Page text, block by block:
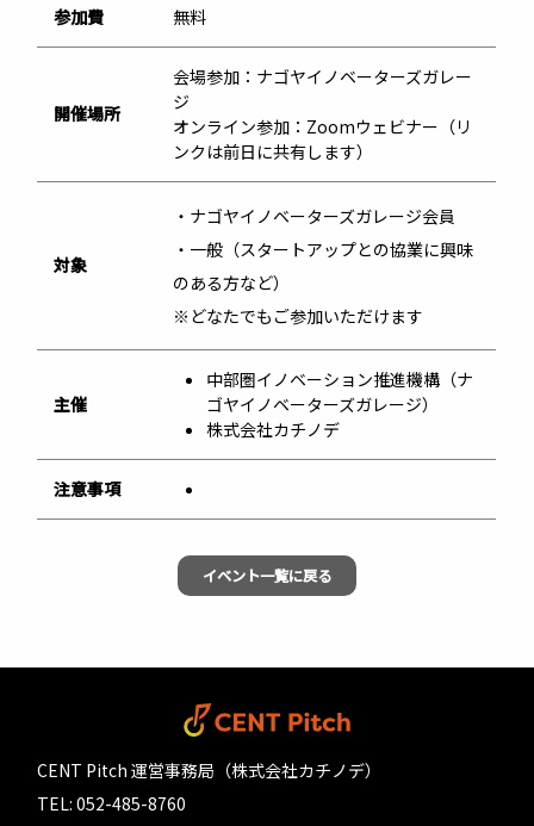
参加費 無料
開催場所
会場参加：ナゴヤイノベーターズガレー
ジ
オンライン参加：Zoomウェビナー（リ
ンクは前日に共有します）
対象
・ナゴヤイノベーターズガレージ会員
・一般（スタートアップとの協業に興味
のある方など）
※どなたでもご参加いただけます
主催
中部圏イノベーション推進機構（ナ
ゴヤイノベーターズガレージ）
株式会社カチノデ
注意事項
イベント一覧に戻る
CENT Pitch 運営事務局（株式会社カチノデ）
TEL: 052-485-8760